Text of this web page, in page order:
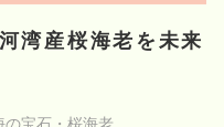
湾産桜海老を未来